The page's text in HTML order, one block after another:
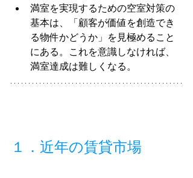
満室を実現するための空室対策の
基本は、「顧客が価値を創造でき
る物件かどうか」を見極めること
にある。これを意識しなければ、
満室達成は難しくなる。
１．近年の賃貸市場